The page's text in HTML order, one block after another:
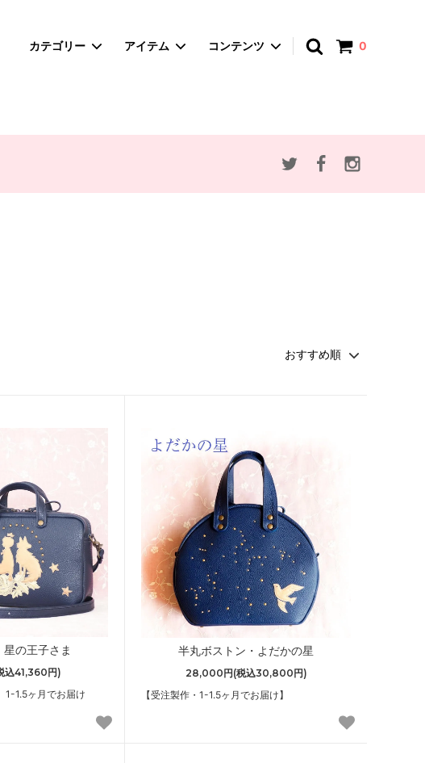
0
カテゴリー
赤ずきんとオオカミ
アイテム
かごバッグ
コンテンツ
星の王子さま
込41,360円)
1-1.5ヶ月でお届け
半丸ボストン・よだかの星
28,000円(税込30,800円)
【受注製作・1-1.5ヶ月でお届け】